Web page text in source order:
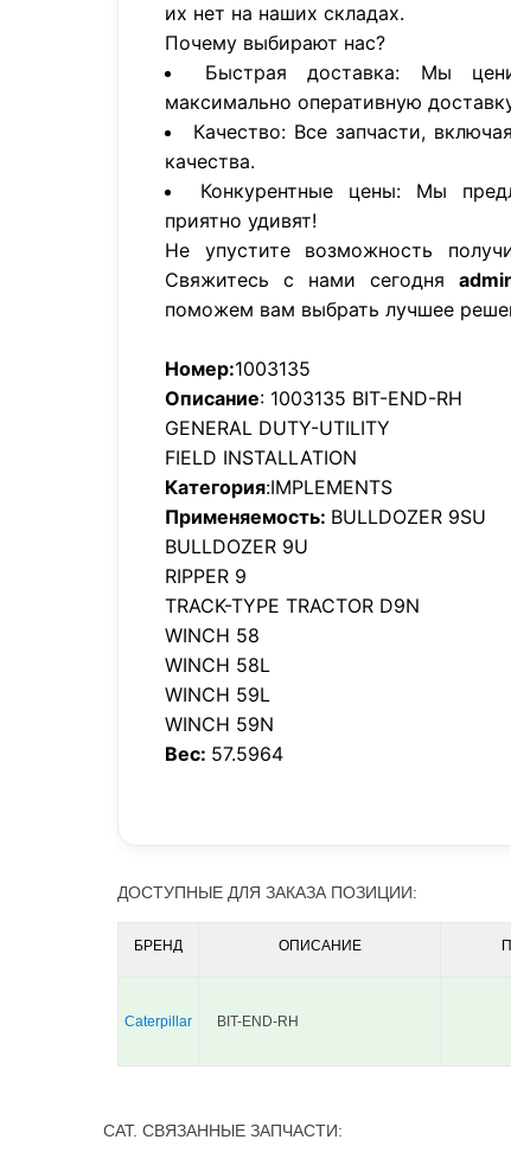
их нет на наших складах.
Почему выбирают нас?
Быстрая доставка: Мы
максимально оперативную
Качество: Все запчасти,
качества.
Конкурентные цены: Мы
приятно удивят!
Не упустите возможность
Свяжитесь с нами сегодня
поможем вам выбрать лучшее
Номер:1003135
Описание: 1003135 BIT-END-RH
GENERAL DUTY-UTILITY
FIELD INSTALLATION
Категория:IMPLEMENTS
Применяемость: BULLDOZER 9SU
BULLDOZER 9U
RIPPER 9
TRACK-TYPE TRACTOR D9N
WINCH 58
WINCH 58L
WINCH 59L
WINCH 59N
Вес: 57.5964
ДОСТУПНЫЕ ДЛЯ ЗАКАЗА ПОЗИЦИИ:
БРЕНД ОПИСАНИЕ
Caterpillar BIT-END-RH
CAT. СВЯЗАННЫЕ ЗАПЧАСТИ: